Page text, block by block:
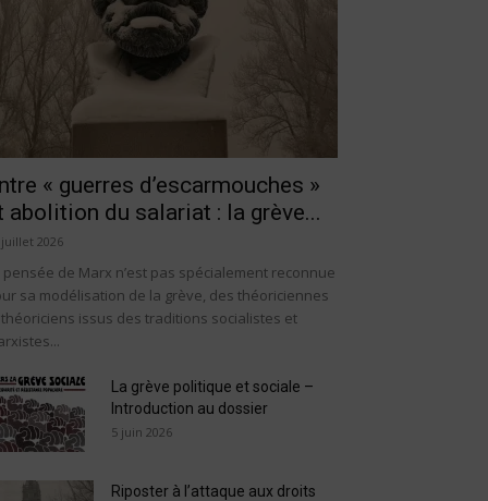
« guerres d’escarmouches »
abolition du salariat : la grève...
juillet 2026
pensée de Marx n’est pas spécialement reconnue
sa modélisation de la grève, des théoriciennes
issus des traditions socialistes et
La grève politique et sociale –
Introduction au dossier
5 juin 2026
Riposter à l’attaque aux droits